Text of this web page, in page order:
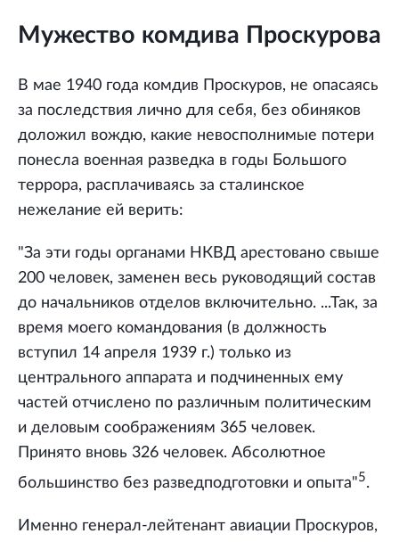
Мужество комдива Проскурова
В мае 1940 года комдив Проскуров, не опасаясь
за последствия лично для себя, без обиняков
доложил вождю, какие невосполнимые потери
понесла военная разведка в годы Большого
террора, расплачиваясь за сталинское
нежелание ей верить:
"За эти годы органами НКВД арестовано свыше
200 человек, заменен весь руководящий состав
до начальников отделов включительно. ...Так, за
время моего командования (в должность
вступил 14 апреля 1939 г.) только из
центрального аппарата и подчиненных ему
частей отчислено по различным политическим
и деловым соображениям 365 человек.
Принято вновь 326 человек. Абсолютное
большинство без разведподготовки и опыта"5.
Именно генерал-лейтенант авиации Проскуров,